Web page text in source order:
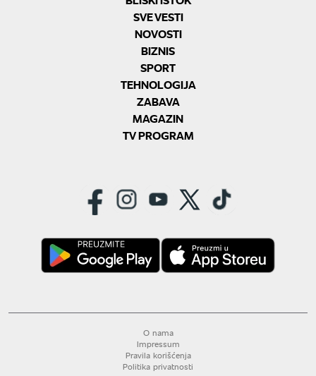
SVE VESTI
NOVOSTI
BIZNIS
SPORT
TEHNOLOGIJA
ZABAVA
MAGAZIN
TV PROGRAM
O nama
Impressum
Pravila korišćenja
Politika privatnosti